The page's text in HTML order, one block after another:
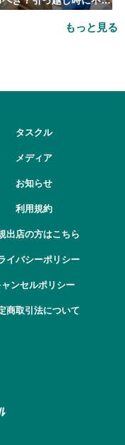
もっと見る
タスクル
メディア
お知らせ
利用規約
出店の方はこちら
イバシーポリシー
ャンセルポリシー
商取引法について